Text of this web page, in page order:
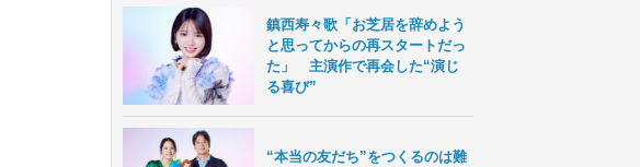
鎮西寿々歌「お芝居を辞めよう
と思ってからの再スタートだっ
た」 主演作で再会した“演じ
る喜び”
“本当の友だち”をつくるのは難